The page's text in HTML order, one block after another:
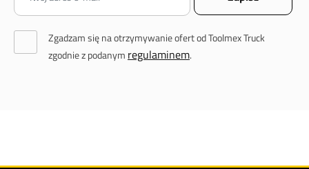
Zgadzam się na otrzymywanie ofert od Toolmex Truck
zgodnie z podanym regulaminem.